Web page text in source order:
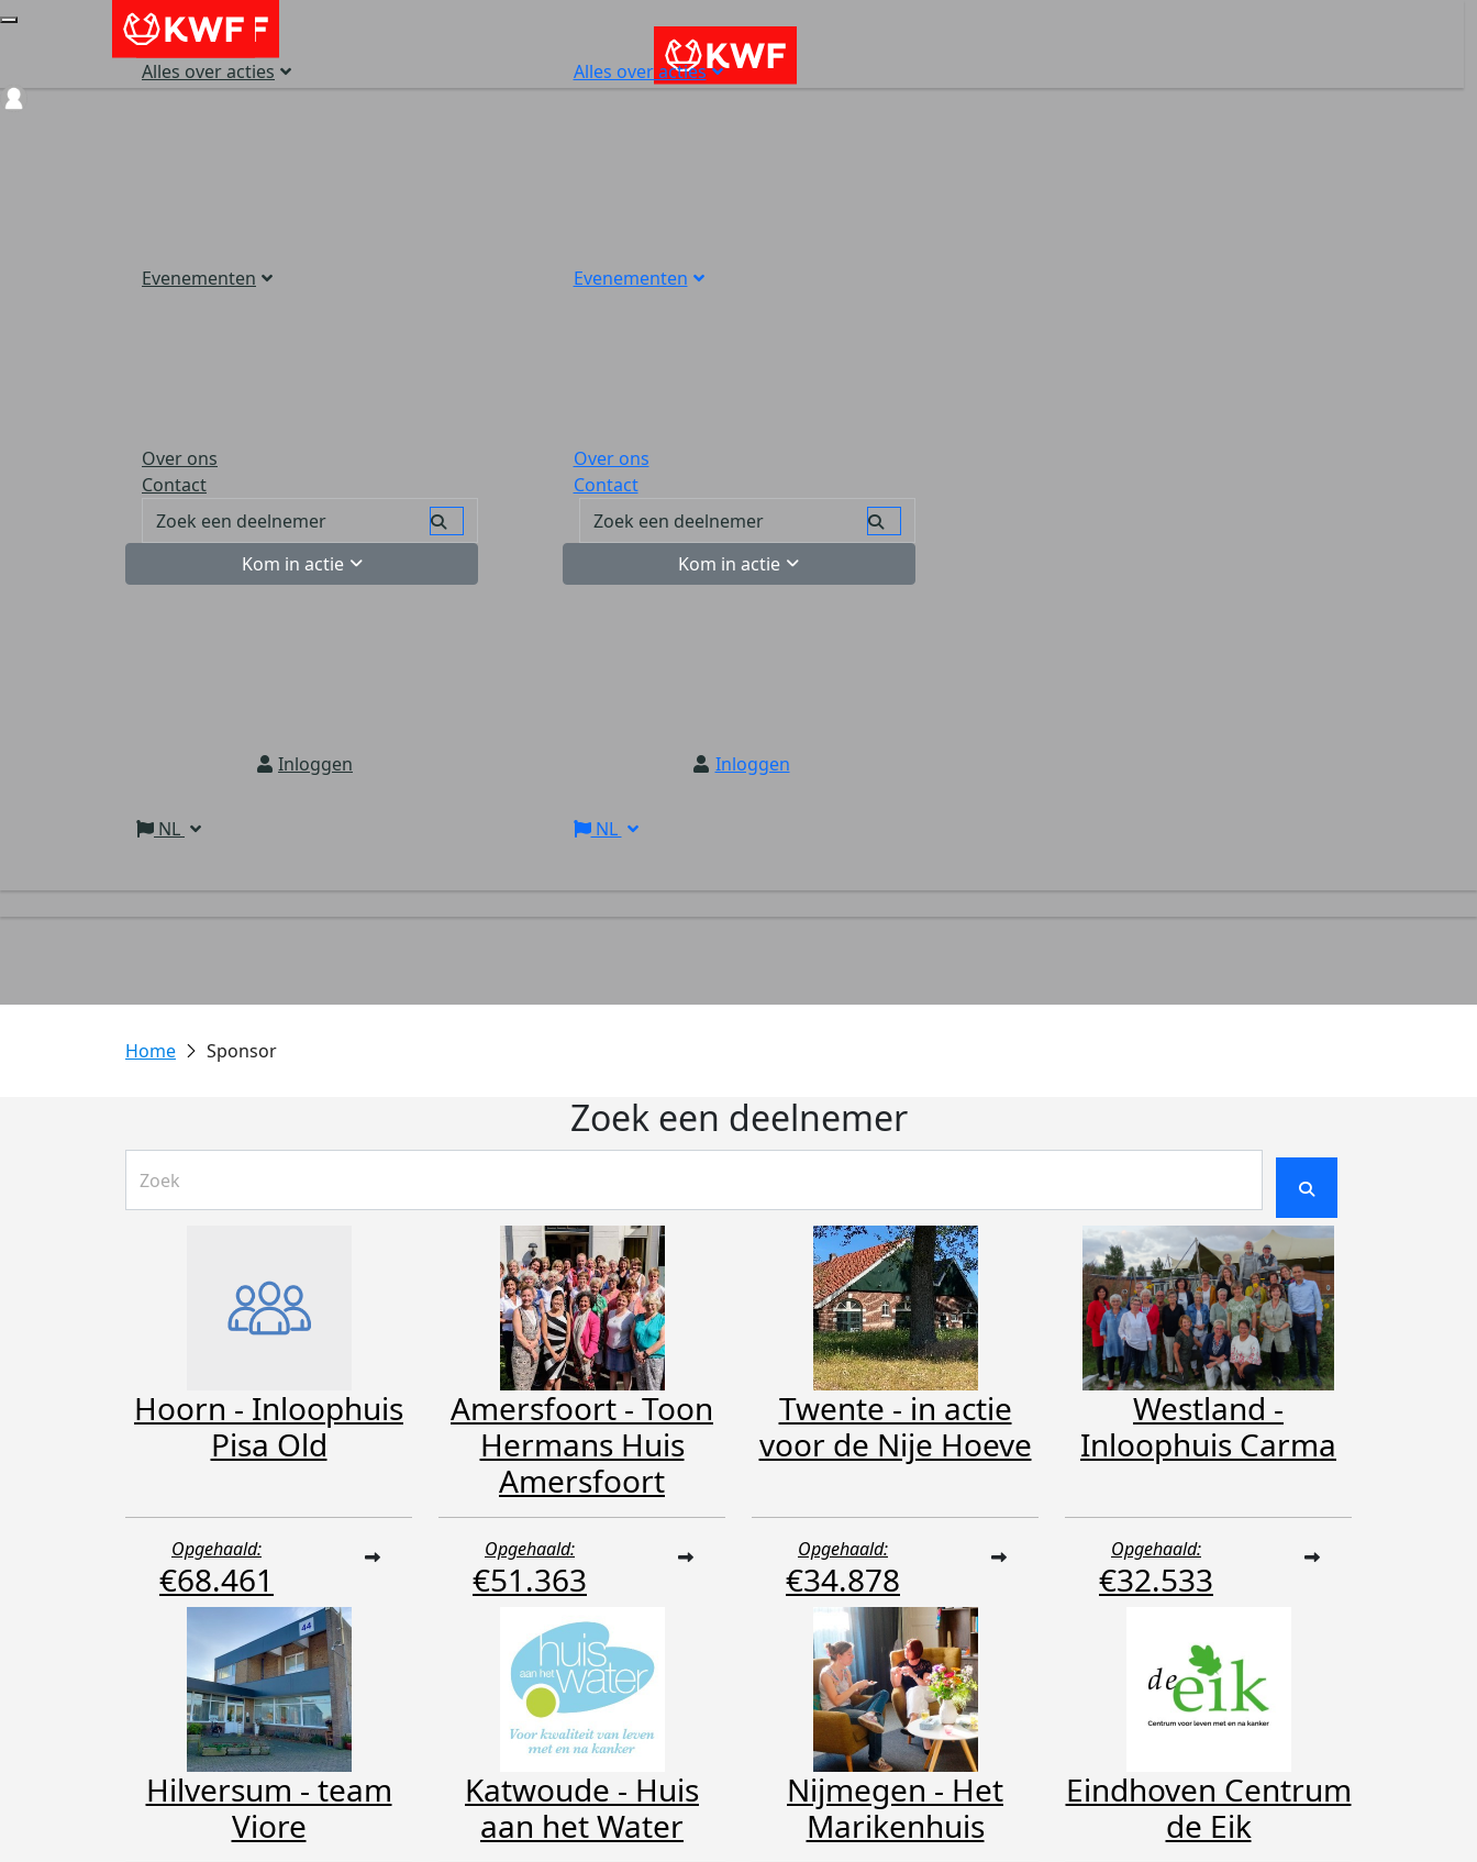
Alles over acties
Evenementen
Over ons
Contact
Kom in actie
Inloggen
NL
Alles over acties
Evenementen
Over ons
Contact
Kom in actie
Inloggen
NL
Sponsor
Zoek een deelnemer
Hoorn - Inloophuis
Pisa Old
Opgehaald:
€68.461
Amersfoort - Toon
Hermans Huis
Amersfoort
Opgehaald:
€51.363
Twente - in actie
voor de Nije Hoeve
Opgehaald:
€34.878
Westland -
Inloophuis Carma
Opgehaald:
€32.533
Hilversum - team
Viore
Katwoude - Huis
aan het Water
Nijmegen - Het
Marikenhuis
Eindhoven Centrum
de Eik